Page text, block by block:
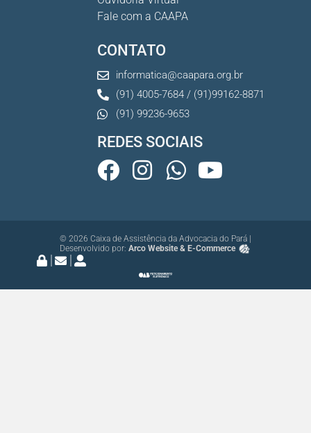
7 De Julho De 2026
Fale com a CAAPA
CONTATO
informatica@caapara.org.br
(91) 4005-7684 / (91)99162-8871
(91) 99236-9653
REDES SOCIAIS
© 2026 Caixa de Assistência da Advocacia do Pará |
Desenvolvido por: Arco Website & E-Commerce